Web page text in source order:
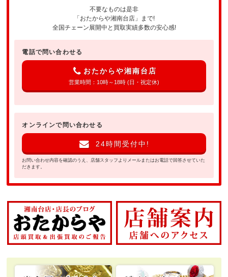
不要なものは是非
「おたからや湘南台店」まで!
全国チェーン展開中と買取実績多数の安心感!
電話で問い合わせる
おたからや湘南台店
営業時間：10時～18時 (日・祝定休)
オンラインで問い合わせる
24時間受付中!
お問い合わせ内容を確認のうえ、店舗スタッフよりメールまたはお電話で回答させていた
だきます。